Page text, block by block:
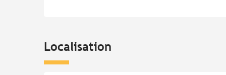
Localisation